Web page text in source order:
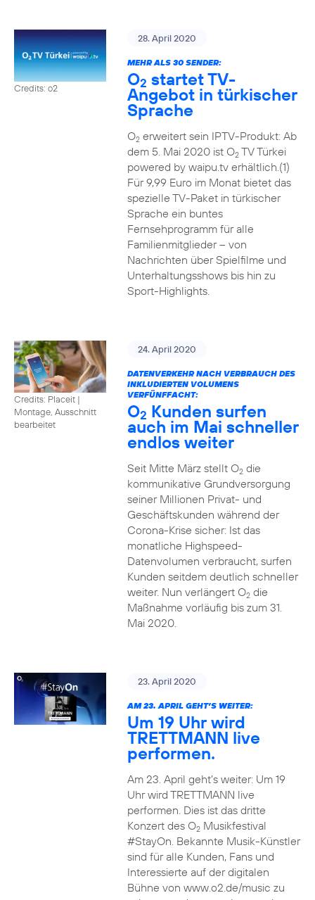
Credits: o2
28. April 2020
MEHR ALS 30 SENDER:
O2 startet TV-
Angebot in türkischer
Sprache
O2erweitert sein IPTV-Produkt: Ab
dem 5. Mai 2020 ist O2TV Türkei
powered by waipu.tv erhältlich.(1)
Für 9,99 Euro im Monat bietet das
spezielle TV-Paket in türkischer
Sprache ein buntes
Fernsehprogramm für alle
Familienmitglieder – von
Nachrichten über Spielfilme und
Unterhaltungsshows bis hin zu
Sport-Highlights.
Credits: Placeit |
Montage, Ausschnitt
bearbeitet
24. April 2020
DATENVERKEHR NACH VERBRAUCH DES
INKLUDIERTEN VOLUMENS
VERFÜNFFACHT:
O2 Kunden surfen
auch im Mai schneller
endlos weiter
Seit Mitte März stellt O2die
kommunikative Grundversorgung
seiner Millionen Privat- und
Geschäftskunden während der
Corona-Krise sicher: Ist das
monatliche Highspeed-
Datenvolumen verbraucht, surfen
Kunden seitdem deutlich schneller
weiter. Nun verlängert O2die
Maßnahme vorläufig bis zum 31.
Mai 2020.
23. April 2020
AM 23. APRIL GEHT’S WEITER:
Um 19 Uhr wird
TRETTMANN live
performen.
Am 23. April geht’s weiter: Um 19
Uhr wird TRETTMANN live
performen. Dies ist das dritte
Konzert des O2Musikfestival
#StayOn. Bekannte Musik-Künstler
sind für alle Kunden, Fans und
Interessierte auf der digitalen
Bühne von www.o2.de/music zu